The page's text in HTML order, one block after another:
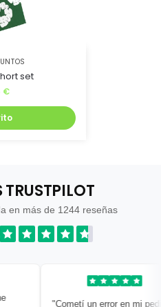
set
€
en más de 1244 reseñas
"Cometí un error en mi pedido